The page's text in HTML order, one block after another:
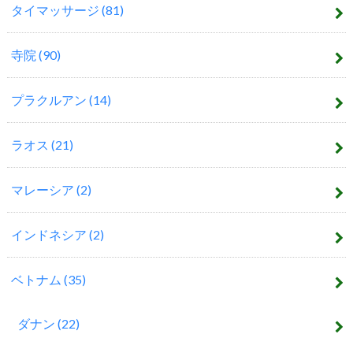
タイマッサージ (81)
寺院 (90)
プラクルアン (14)
ラオス (21)
マレーシア (2)
インドネシア (2)
ベトナム (35)
ダナン (22)